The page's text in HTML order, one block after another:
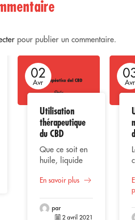
pour publier un commentaire.
02
Avr
Utilisation
thérapeutique
du CBD
Que ce soit en
huile, liquide
extrait ou
(Cannabidiol)
se positionne
En savoir plus
par
2 avril 2021
Avr